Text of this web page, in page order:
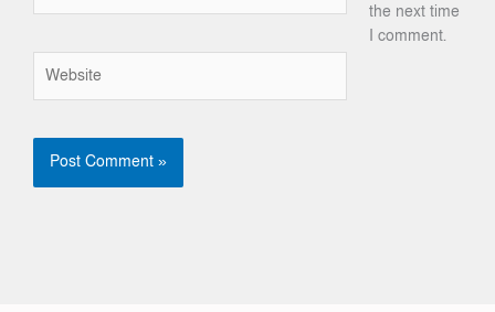
the next time
I comment.